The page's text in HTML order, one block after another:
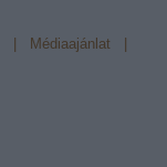
Médiaajánlat